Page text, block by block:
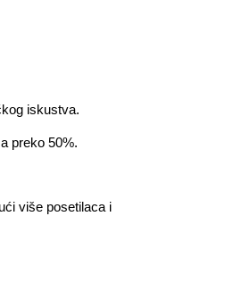
iskustva.
preko 50%.
više posetilaca i